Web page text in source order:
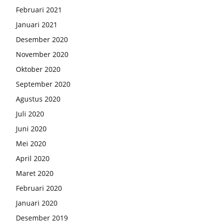
Februari 2021
Januari 2021
Desember 2020
November 2020
Oktober 2020
September 2020
Agustus 2020
Juli 2020
Juni 2020
Mei 2020
April 2020
Maret 2020
Februari 2020
Januari 2020
Desember 2019